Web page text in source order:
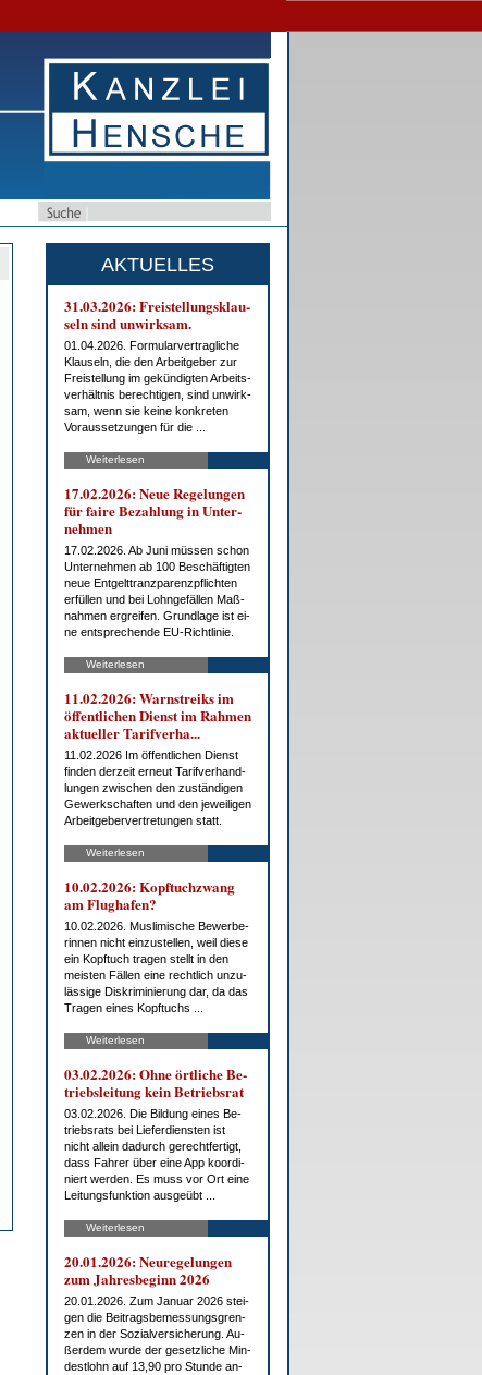
AKTUELLES
31.03.2026: Frei­stel­lungs­klau­
seln sind un­wirk­sam.
01.04.2026. For­mu­lar­ver­trag­li­che
Klau­seln, die den Ar­beit­ge­ber zur
Frei­stel­lung im ge­kün­dig­ten Ar­beits­
ver­hält­nis be­rech­ti­gen, sind un­wirk­
sam, wenn sie kei­ne kon­kre­ten
Vor­aus­set­zun­gen für die ...
Weiterlesen
17.02.2026: Neue Re­ge­lun­gen
für fai­re Be­zah­lung in Un­ter­
neh­men
17.02.2026. Ab Ju­ni müs­sen schon
Un­ter­neh­men ab 100 Be­schäf­tig­ten
neue Ent­gelt­tranz­pa­renz­pflich­ten
er­fül­len und bei Lohn­ge­fäl­len Maß­
nah­men er­grei­fen. Grund­la­ge ist ei­
ne ent­spre­chen­de EU-Richt­li­nie.
Weiterlesen
11.02.2026: Warn­streiks im
öf­fent­li­chen Dienst im Rah­men
ak­tu­el­ler Ta­rif­ver­ha...
11.02.2026 Im öf­fent­li­chen Dienst
fin­den der­zeit er­neut Ta­rif­ver­hand­
lun­gen zwi­schen den zu­stän­di­gen
Ge­werk­schaf­ten und den je­wei­li­gen
Ar­beit­ge­ber­ver­tre­tun­gen statt.
Weiterlesen
10.02.2026: Kopf­tuch­zwang
am Flug­ha­fen?
10.02.2026. Mus­li­mi­sche Be­wer­be­
rin­nen nicht ein­zu­stel­len, weil die­se
ein Kopf­tuch tra­gen stellt in den
meis­ten Fäl­len ei­ne recht­lich un­zu­
läs­si­ge Dis­kri­mi­nie­rung dar, da das
Tra­gen ei­nes Kopf­tuchs ...
Weiterlesen
03.02.2026: Oh­ne ört­li­che Be­
triebs­lei­tung kein Be­triebs­rat
03.02.2026. Die Bil­dung ei­nes Be­
triebs­rats bei Lie­fer­diens­ten ist
nicht al­lein da­durch ge­recht­fer­tigt,
dass Fah­rer über ei­ne App ko­or­di­
niert wer­den. Es muss vor Ort ei­ne
Lei­tungs­funk­ti­on aus­ge­übt ...
Weiterlesen
20.01.2026: Neu­re­ge­lun­gen
zum Jah­res­be­ginn 2026
20.01.2026. Zum Ja­nu­ar 2026 stei­
gen die Bei­trags­be­mes­sungs­gren­
zen in der So­zi­al­ver­si­che­rung. Au­
ßer­dem wur­de der ge­setz­li­che Min­
dest­lohn auf 13,90 pro St­un­de an­